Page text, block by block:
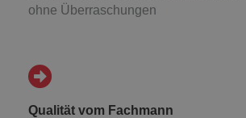
ohne Überraschungen
Qualität vom Fachmann